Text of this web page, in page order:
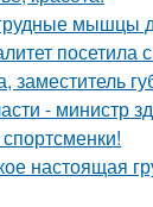
мышцы
посетила
заместитель
- министр
настоящая